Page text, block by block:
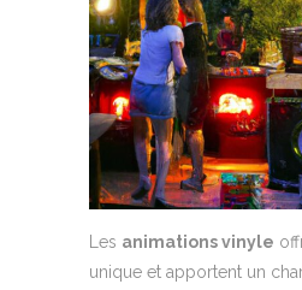
Les animations vinyle
unique et apportent un